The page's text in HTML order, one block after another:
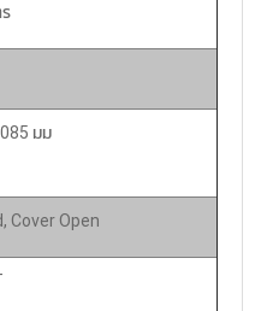
มม
Cover Open